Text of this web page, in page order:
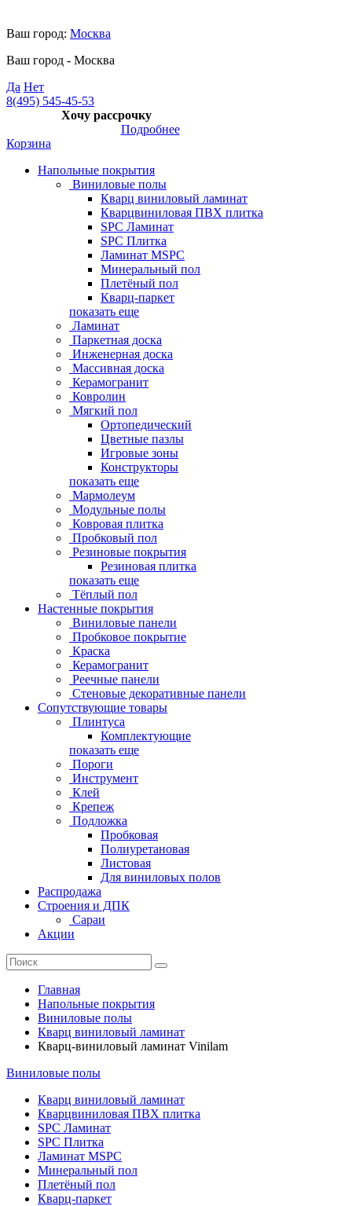
Ваш город: Москва
Ваш город - Москва
Да Нет
8(495) 545-45-53
Хочу рассрочку
Подробнее
Корзина
Напольные покрытия
Виниловые полы
Кварц виниловый ламинат
Кварцвиниловая ПВХ плитка
SPC Ламинат
SPC Плитка
Ламинат MSPC
Минеральный пол
Плетёный пол
Кварц-паркет
показать еще
Ламинат
Паркетная доска
Инженерная доска
Массивная доска
Керамогранит
Ковролин
Мягкий пол
Ортопедический
Цветные пазлы
Игровые зоны
Конструкторы
показать еще
Мармолеум
Модульные полы
Ковровая плитка
Пробковый пол
Резиновые покрытия
Резиновая плитка
показать еще
Тёплый пол
Настенные покрытия
Виниловые панели
Пробковое покрытие
Краска
Керамогранит
Реечные панели
Стеновые декоративные панели
Сопутствующие товары
Плинтуса
Комплектующие
показать еще
Пороги
Инструмент
Клей
Крепеж
Подложка
Пробковая
Полиуретановая
Листовая
Для виниловых полов
Распродажа
Строения и ДПК
Сараи
Акции
Главная
Напольные покрытия
Виниловые полы
Кварц виниловый ламинат
Кварц-виниловый ламинат Vinilam
Виниловые полы
Кварц виниловый ламинат
Кварцвиниловая ПВХ плитка
SPC Ламинат
SPC Плитка
Ламинат MSPC
Минеральный пол
Плетёный пол
Кварц-паркет